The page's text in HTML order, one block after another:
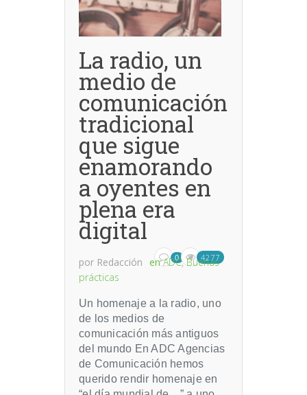
La radio, un
medio de
comunicación
tradicional
que sigue
enamorando
a oyentes en
plena era
digital
por Redacción en ADC,Buenas
prácticas
0 4277
Un homenaje a la radio, uno
de los medios de
comunicación más antiguos
del mundo En ADC Agencias
de Comunicación hemos
querido rendir homenaje en